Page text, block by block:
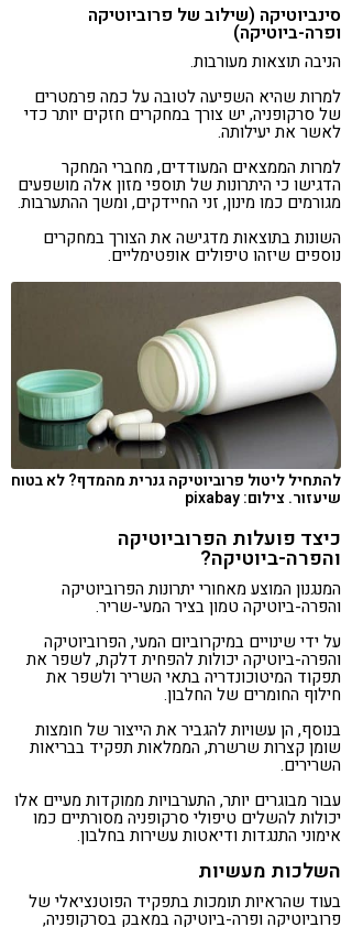
סינביוטיקה (שילוב של פרוביוטיקה
ופרה-ביוטיקה)
הניבה תוצאות מעורבות.
למרות שהיא השפיעה לטובה על כמה פרמטרים
של סרקופניה, יש צורך במחקרים חזקים יותר כדי
לאשר את יעילותה.
למרות הממצאים המעודדים, מחברי המחקר
הדגישו כי היתרונות של תוספי מזון אלה מושפעים
מגורמים כמו מינון, זני החיידקים, ומשך ההתערבות.
השונות בתוצאות מדגישה את הצורך במחקרים
נוספים שיזהו טיפולים אופטימליים.
להתחיל ליטול פרוביוטיקה גנרית מהמדף? לא בטוח
שיעזור. צילום: pixabay
כיצד פועלות הפרוביוטיקה
והפרה-ביוטיקה?
המנגנון המוצע מאחורי יתרונות הפרוביוטיקה
והפרה-ביוטיקה טמון בציר המעי-שריר.
על ידי שינויים במיקרוביום המעי, הפרוביוטיקה
והפרה-ביוטיקה יכולות להפחית דלקת, לשפר את
תפקוד המיטוכונדריה בתאי השריר ולשפר את
חילוף החומרים של החלבון.
בנוסף, הן עשויות להגביר את הייצור של חומצות
שומן קצרות שרשרת, הממלאות תפקיד בבריאות
השרירים.
עבור מבוגרים יותר, התערבויות ממוקדות מעיים אלו
יכולות להשלים טיפולי סרקופניה מסורתיים כמו
אימוני התנגדות ודיאטות עשירות בחלבון.
השלכות מעשיות
בעוד שהראיות תומכות בתפקיד הפוטנציאלי של
פרוביוטיקה ופרה-ביוטיקה במאבק בסרקופניה,